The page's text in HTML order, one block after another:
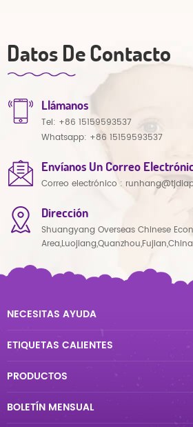
Datos De Contacto
Llámanos
Tel: +86 15159593537
Whatsapp: +86 15159593537
Envíanos Un Correo
Correo electrónico :
Dirección
Shuangyang Overseas Chinese
Area,Luojiang,Quanzhou,Fujian,China
NECESITAS AYUDA
ETIQUETAS CALIENTES
PRODUCTOS
BOLETÍN MENSUAL